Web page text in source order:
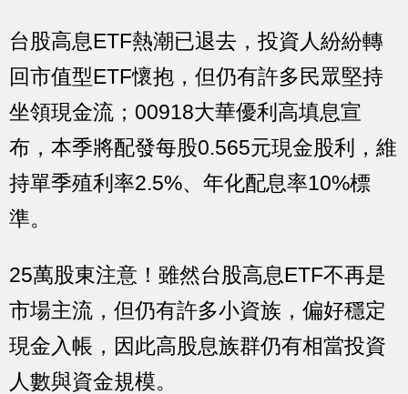
台股高息ETF熱潮已退去，投資人紛紛轉
回市值型ETF懷抱，但仍有許多民眾堅持
坐領現金流；00918大華優利高填息宣
布，本季將配發每股0.565元現金股利，維
持單季殖利率2.5%、年化配息率10%標
準。
25萬股東注意！雖然台股高息ETF不再是
市場主流，但仍有許多小資族，偏好穩定
現金入帳，因此高股息族群仍有相當投資
人數與資金規模。